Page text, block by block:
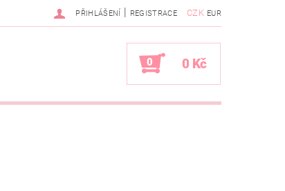
CZK EUR
PŘIHLÁŠENÍ | REGISTRACE
0 0 Kč